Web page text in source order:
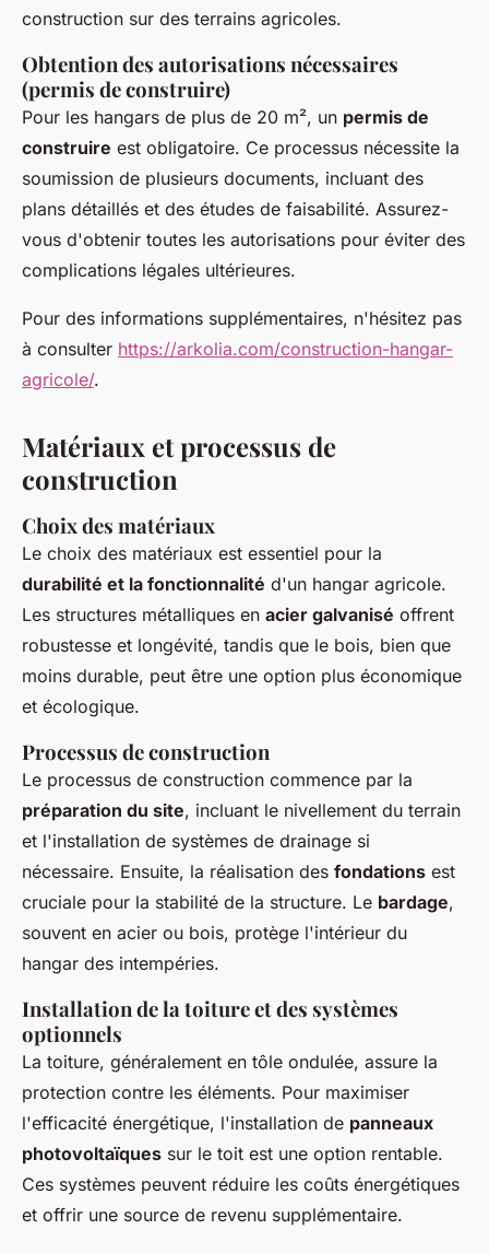
construction sur des terrains agricoles.
Obtention des autorisations nécessaires
(permis de construire)
Pour les hangars de plus de 20 m², un permis de
construire est obligatoire. Ce processus nécessite la
soumission de plusieurs documents, incluant des
plans détaillés et des études de faisabilité. Assurez-
vous d'obtenir toutes les autorisations pour éviter des
complications légales ultérieures.
Pour des informations supplémentaires, n'hésitez pas
à consulter https://arkolia.com/construction-hangar-
agricole/.
Matériaux et processus de
construction
Choix des matériaux
Le choix des matériaux est essentiel pour la
durabilité et la fonctionnalité d'un hangar agricole.
Les structures métalliques en acier galvanisé offrent
robustesse et longévité, tandis que le bois, bien que
moins durable, peut être une option plus économique
et écologique.
Processus de construction
Le processus de construction commence par la
préparation du site, incluant le nivellement du terrain
et l'installation de systèmes de drainage si
nécessaire. Ensuite, la réalisation des fondations est
cruciale pour la stabilité de la structure. Le bardage,
souvent en acier ou bois, protège l'intérieur du
hangar des intempéries.
Installation de la toiture et des systèmes
optionnels
La toiture, généralement en tôle ondulée, assure la
protection contre les éléments. Pour maximiser
l'efficacité énergétique, l'installation de panneaux
photovoltaïques sur le toit est une option rentable.
Ces systèmes peuvent réduire les coûts énergétiques
et offrir une source de revenu supplémentaire.